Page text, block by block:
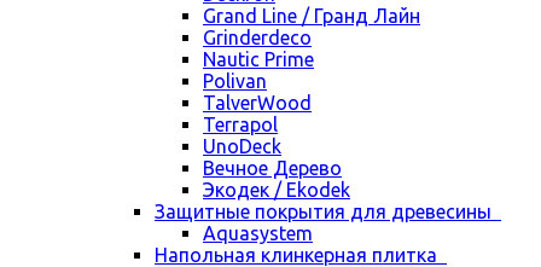
Grand Line / Гранд Лайн
Grinderdeco
Nautic Prime
Polivan
TalverWood
Terrapol
UnoDeck
Вечное Дерево
Экодек / Ekodek
Защитные покрытия для древесины
Aquasystem
Напольная клинкерная плитка